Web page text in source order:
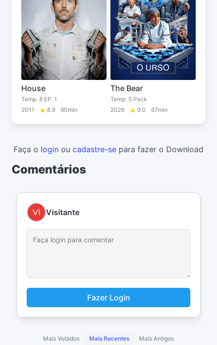
House
Temp. 8 EP. 1
2011
8.9 90min
The Bear
Temp. 5 Pack
2026
9.0 67min
Faça o login ou cadastre-se para fazer o Download
Comentários
Visitante
Fazer Login
Mais Votados Mais Recentes Mais Antigos